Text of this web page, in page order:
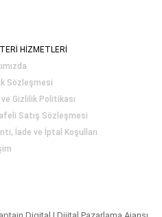
HİZMETLERİ
Sözleşmesi
ve Gizlilik Politikası
Satış Sözleşmesi
İade ve İptal Koşulları